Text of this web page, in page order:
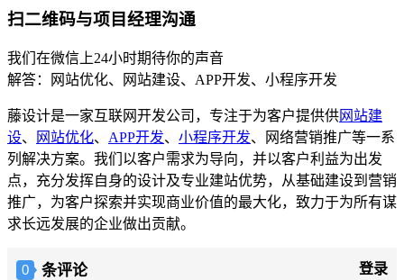
扫二维码与项目经理沟通
我们在微信上24小时期待你的声音
解答：网站优化、网站建设、APP开发、小程序开发
藤设计是一家互联网开发公司，专注于为客户提供供网站建
设、 网站优化、 APP开发、 小程序开发、网络营销推广等一系
列解决方案。我们以客户需求为导向，并以客户利益为出发
点，充分发挥自身的设计及专业建站优势，从基础建设到营销
推广，为客户探索并实现商业价值的最大化，致力于为所有谋
求长远发展的企业做出贡献。
0 条评论 登录